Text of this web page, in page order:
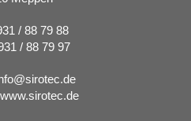
/ 88 79 88
/ 88 79 97
www.sirotec.de